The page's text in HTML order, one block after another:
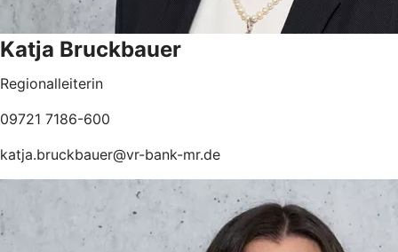
Katja Bruckbauer
Regionalleiterin
09721 7186-600
katja.bruckbauer@vr-bank-mr.de